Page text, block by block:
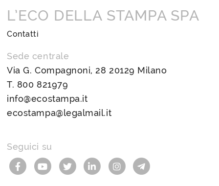
L’ECO DELLA STAMPA SPA
Contatti
Sede centrale
Via G. Compagnoni, 28 20129 Milano
T. 800 821979
info@ecostampa.it
ecostampa@legalmail.it
Seguici su